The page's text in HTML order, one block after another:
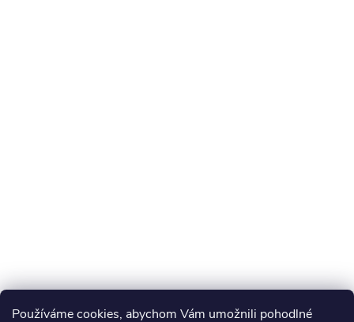
Používáme cookies, abychom Vám umožnili pohodlné